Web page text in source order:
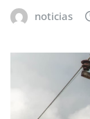
noticias